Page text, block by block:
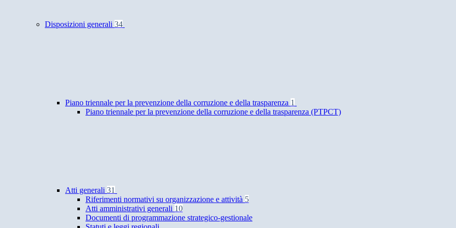
Disposizioni generali 34
Piano triennale per la prevenzione della corruzione e della trasparenza 1
Piano triennale per la prevenzione della corruzione e della trasparenza (PTPCT)
Atti generali 31
Riferimenti normativi su organizzazione e attività 5
Atti amministrativi generali 10
Documenti di programmazione strategico-gestionale